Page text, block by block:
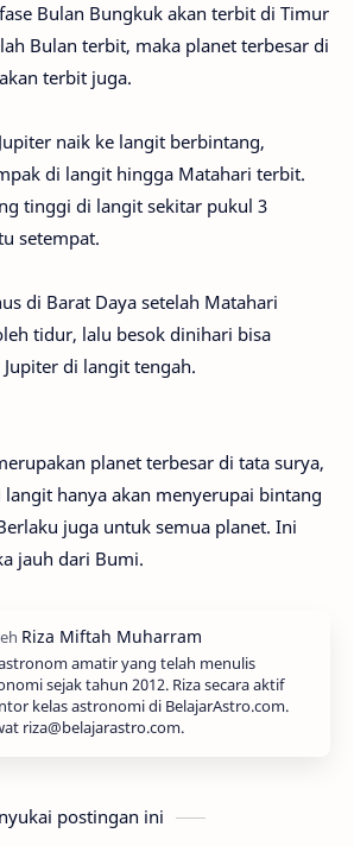
Bulan Bungkuk akan terbit di Timur
Bulan terbit, maka planet terbesar di
terbit juga.
naik ke langit berbintang,
di langit hingga Matahari terbit.
tinggi di langit sekitar pukul 3
setempat.
di Barat Daya setelah Matahari
tidur, lalu besok dinihari bisa
di langit tengah.
planet terbesar di tata surya,
hanya akan menyerupai bintang
juga untuk semua planet. Ini
jauh dari Bumi.
amatir yang telah menulis
sejak tahun 2012. Riza secara aktif
kelas astronomi di BelajarAstro.com.
riza@belajarastro.com.
postingan ini